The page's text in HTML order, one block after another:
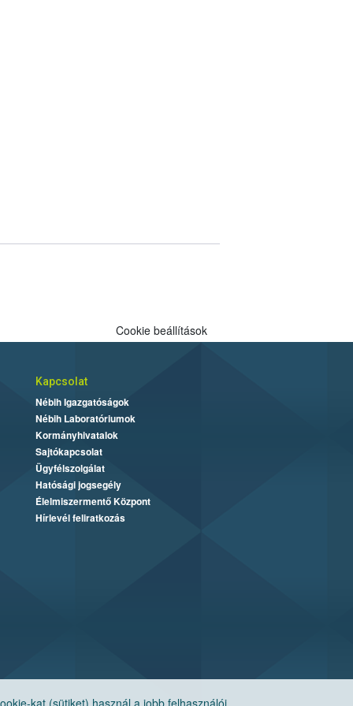
kat (sütiket) használ a jobb felhasználói
Cookie beállítások
Kapcsolat
Nébih Igazgatóságok
Nébih Laboratóriumok
Kormányhivatalok
Sajtókapcsolat
Ügyfélszolgálat
Hatósági jogsegély
Élelmiszermentő Központ
Hírlevél feliratkozás